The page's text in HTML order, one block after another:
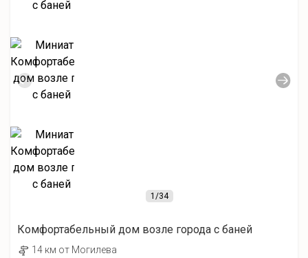
1/34
Комфортабельный дом возле города с баней
14 км от Могилева